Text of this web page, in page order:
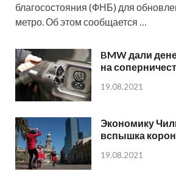
благосостояния (ФНБ) для
метро. Об этом сообщается …
BMW дали
на
19.08.2021
Экономику
вспышка
19.08.2021